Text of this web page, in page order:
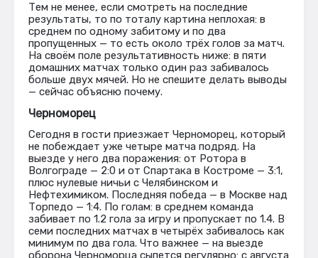
Тем не менее, если смотреть на последние
результаты, то по тоталу картина неплохая: в
среднем по одному забитому и по два
пропущенных — то есть около трёх голов за матч.
На своём поле результативность ниже: в пяти
домашних матчах только один раз забивалось
больше двух мячей. Но не спешите делать выводы
— сейчас объясню почему.
Черноморец
Сегодня в гости приезжает Черноморец, который
не побеждает уже четыре матча подряд. На
выезде у него два поражения: от Ротора в
Волгограде — 2:0 и от Спартака в Костроме — 3:1,
плюс нулевые ничьи с Челябинском и
Нефтехимиком. Последняя победа — в Москве над
Торпедо — 1:4. По голам: в среднем команда
забивает по 1.2 гола за игру и пропускает по 1.4. В
семи последних матчах в четырёх забивалось как
минимум по два гола. Что важнее — на выезде
оборона Черноморца сыпется регулярно: с августа